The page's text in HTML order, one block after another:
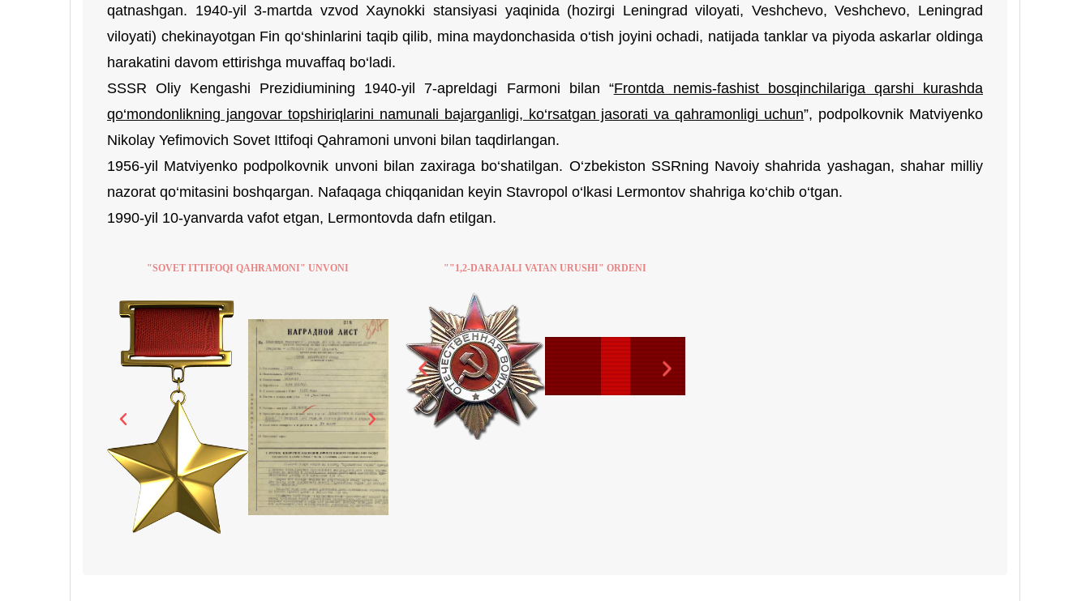
qatnashgan. 1940-yil 3-martda vzvod Xaynokki stansiyasi yaqinida (hozirgi Leningrad viloyati, Veshchevo, Veshchevo, Leningrad
viloyati) chekinayotgan Fin qo‘shinlarini taqib qilib, mina maydonchasida o‘tish joyini ochadi, natijada tanklar va piyoda askarlar oldinga
harakatini davom ettirishga muvaffaq bo‘ladi.
SSSR Oliy Kengashi Prezidiumining 1940-yil 7-apreldagi Farmoni bilan “Frontda nemis-fashist bosqinchilariga qarshi kurashda
qo‘mondonlikning jangovar topshiriqlarini namunali bajarganligi, ko‘rsatgan jasorati va qahramonligi uchun”, podpolkovnik Matviyenko
Nikolay Yefimovich Sovet Ittifoqi Qahramoni unvoni bilan taqdirlangan.
1956-yil Matviyenko podpolkovnik unvoni bilan zaxiraga bo‘shatilgan. O‘zbekiston SSRning Navoiy shahrida yashagan, shahar milliy
nazorat qo‘mitasini boshqargan. Nafaqaga chiqqanidan keyin Stavropol o‘lkasi Lermontov shahriga ko‘chib o‘tgan.
1990-yil 10-yanvarda vafot etgan, Lermontovda dafn etilgan.
"SOVET ITTIFOQI QAHRAMONI" UNVONI ""1,2-DARAJALI VATAN URUSHI" ORDENI